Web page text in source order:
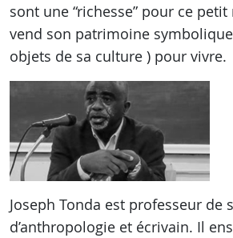
sont une “richesse” pour ce
vend son patrimoine
objets de sa culture ) pour vivre.
Joseph Tonda est professeur de
d’anthropologie et écrivain. Il